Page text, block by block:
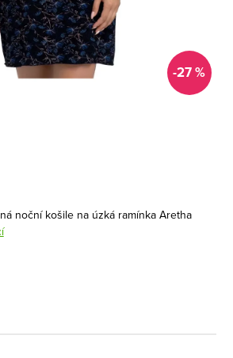
-27 %
noční košile na úzká ramínka Aretha